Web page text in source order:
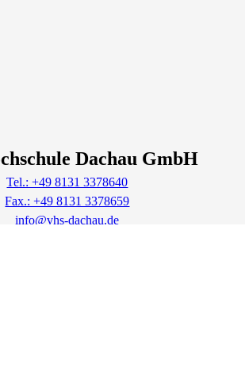
Dachau GmbH
Tel.: +49 8131 3378640
Fax.: +49 8131 3378659
info@vhs-dachau.de